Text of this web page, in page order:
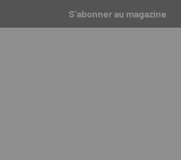
S’abonner au magazine